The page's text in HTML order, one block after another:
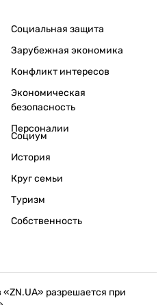
Социальная защита
Зарубежная экономика
Конфликт интересов
Экономическая
безопасность
Персоналии
Социум
История
Круг семьи
Туризм
Собственность
разрешается при